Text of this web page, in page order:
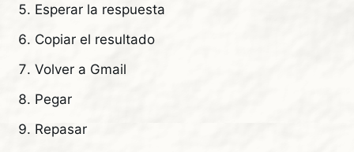
Esperar la respuesta
Copiar el resultado
Volver a Gmail
Pegar
Repasar